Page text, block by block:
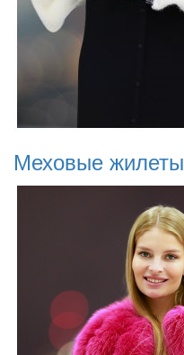
Меховые жилеты